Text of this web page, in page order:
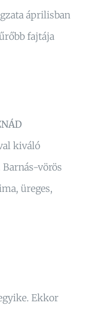
áprilisban
fajtája
kiváló
vörös
üreges,
Ekkor